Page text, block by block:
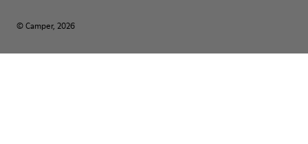
© Camper, 2026